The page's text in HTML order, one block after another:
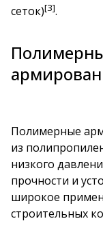
сеток)[3].
Полимерные
из
низкого
прочности и
широкое
строительных